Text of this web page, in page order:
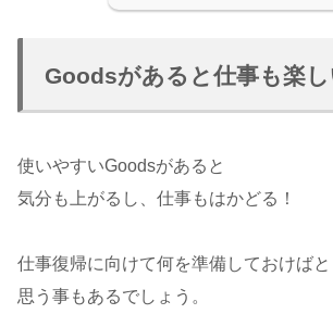
Goodsがあると仕事も楽
使いやすいGoodsがあると
気分も上がるし、仕事もはかどる！
仕事復帰に向けて何を準備しておけばと
思う事もあるでしょう。